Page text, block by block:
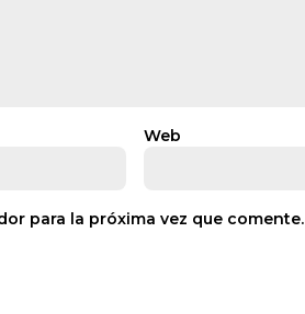
Web
para la próxima vez que comente.